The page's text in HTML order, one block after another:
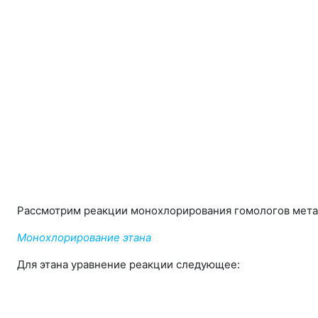
Рассмотрим реакции монохлорирования гомологов
Монохлорирование этана
Для этана уравнение реакции следующее: